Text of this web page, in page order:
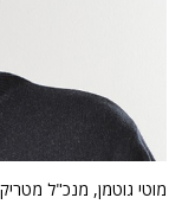
מוטי גוטמן, מנכ"ל